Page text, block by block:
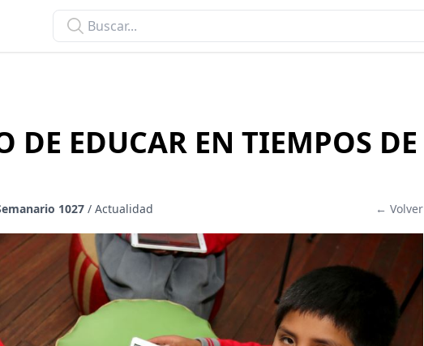
DE EDUCAR EN TIEMPOS DE
1027 / Actualidad ← Volver